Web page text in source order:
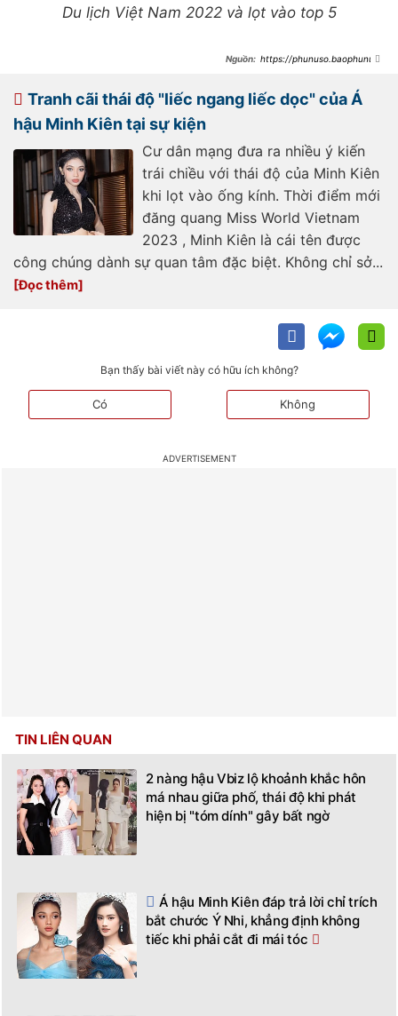
Du lịch Việt Nam 2022 và lọt vào top 5
https://phunuso.baophunuth
ten-khi-con-dang-duong-nhiem-
193250318091238899.htm
Tranh cãi thái độ "liếc ngang liếc dọc" của Á
hậu Minh Kiên tại sự kiện
Cư dân mạng đưa ra nhiều ý kiến
trái chiều với thái độ của Minh Kiên
khi lọt vào ống kính. Thời điểm mới
đăng quang Miss World Vietnam
2023 , Minh Kiên là cái tên được
công chúng dành sự quan tâm đặc biệt. Không chỉ sở...
Bạn thấy bài viết này có hữu ích không?
Có Không
TIN LIÊN QUAN
2 nàng hậu Vbiz lộ khoảnh khắc hôn
má nhau giữa phố, thái độ khi phát
hiện bị "tóm dính" gây bất ngờ
Á hậu Minh Kiên đáp trả lời chỉ trích
bắt chước Ý Nhi, khẳng định không
tiếc khi phải cắt đi mái tóc